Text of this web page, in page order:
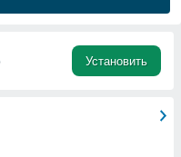
Установить